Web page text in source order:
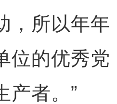
，所以年年
位的优秀党
产者。”